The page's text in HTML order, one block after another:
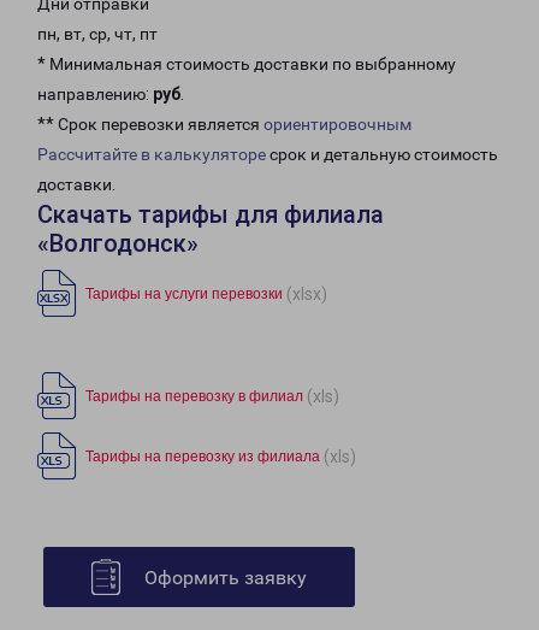
Дни отправки
пн, вт, ср, чт, пт
* Минимальная стоимость доставки по выбранному
направлению: руб.
** Срок перевозки является ориентировочным
Рассчитайте в калькуляторесрок и детальную стоимость
доставки.
Скачать тарифы для филиала
«Волгодонск»
Тарифы на услуги перевозки (xlsx)
Тарифы на перевозку в филиал (xls)
Тарифы на перевозку из филиала (xls)
Оформить заявку